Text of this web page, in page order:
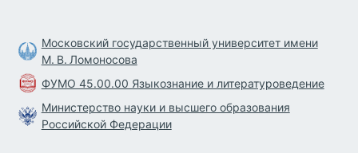
Московский государственный университет имени
М. В. Ломоносова
ФУМО 45.00.00 Языкознание и литературоведение
Министерство науки и высшего образования
Российской Федерации